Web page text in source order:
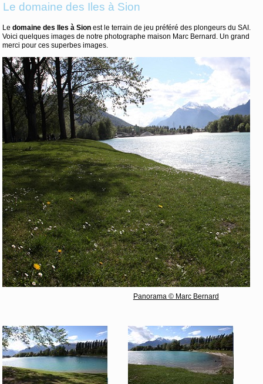
Le domaine des Iles à Sion
Le domaine des Iles à Sionest le terrain de jeu préféré des plongeurs du SAI.
Voici quelques images de notre photographe maison Marc Bernard. Un grand
merci pour ces superbes images.
Panorama © Marc Bernard